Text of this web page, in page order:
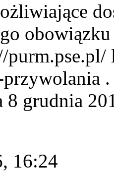
8 grudnia
16:24